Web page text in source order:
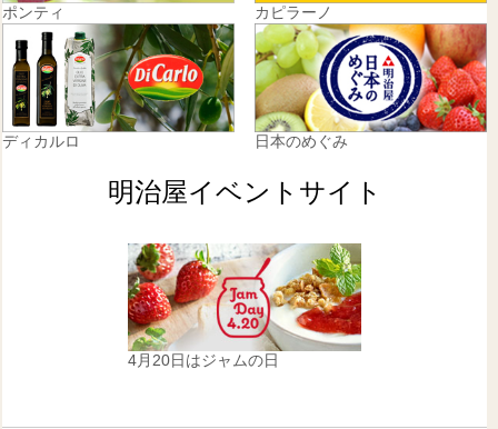
ポンティ カピラーノ
ディカルロ 日本のめぐみ
明治屋イベントサイト
4月20日はジャムの日